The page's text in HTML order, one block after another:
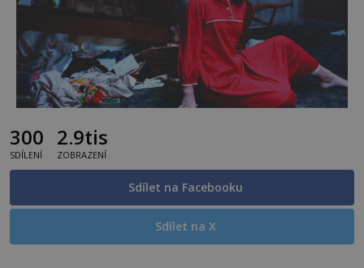
300
SDÍLENÍ
2.9tis
ZOBRAZENÍ
Sdílet na Facebooku
Sdílet na X